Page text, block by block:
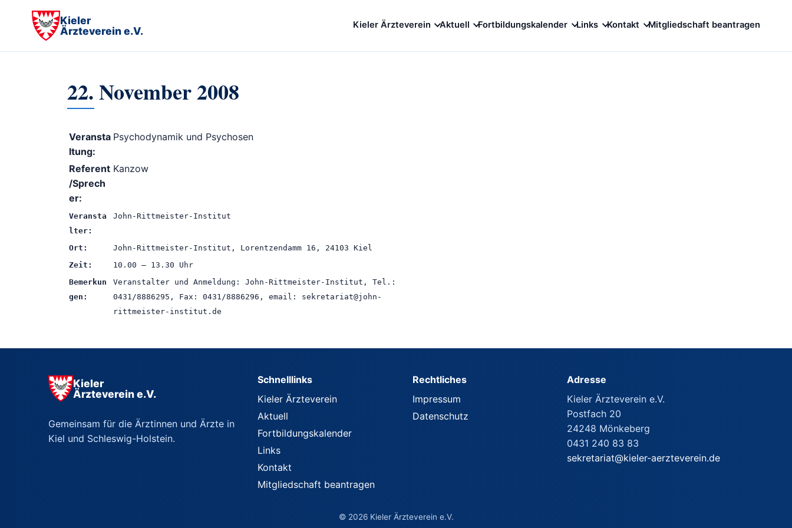
Kieler
Ärzteverein e.V.
Kieler Ärzteverein Aktuell Fortbildungskalender Links Kontakt Mitgliedschaft beantragen
22. November 2008
Veransta
ltung:
Psychodynamik und Psychosen
Referent
/Sprech
er:
Kanzow
Veransta
lter:
John-Rittmeister-Institut
Ort:
John-Rittmeister-Institut, Lorentzendamm 16, 24103 Kiel
Zeit:
10.00 – 13.30 Uhr
Bemerkun
gen:
Veranstalter und Anmeldung: John-Rittmeister-Institut, Tel.:
0431/8886295, Fax: 0431/8886296, email: sekretariat@john-
rittmeister-institut.de
Kieler
Ärzteverein e.V.
Gemeinsam für die Ärztinnen und Ärzte in
Kiel und Schleswig-Holstein.
Schnelllinks
Kieler Ärzteverein
Aktuell
Fortbildungskalender
Links
Kontakt
Mitgliedschaft beantragen
Rechtliches
Impressum
Datenschutz
Adresse
Kieler Ärzteverein e.V.
Postfach 20
24248 Mönkeberg
0431 240 83 83
sekretariat@kieler-aerzteverein.de
© 2026 Kieler Ärzteverein e.V.